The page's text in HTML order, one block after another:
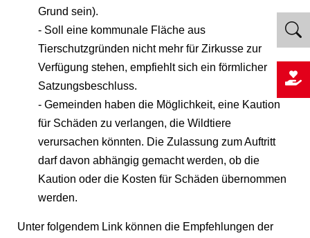
Grund sein).
- Soll eine kommunale Fläche aus
Tierschutzgründen nicht mehr für Zirkusse zur
Verfügung stehen, empfiehlt sich ein förmlicher
Satzungsbeschluss.
- Gemeinden haben die Möglichkeit, eine Kaution
für Schäden zu verlangen, die Wildtiere
verursachen könnten. Die Zulassung zum Auftritt
darf davon abhängig gemacht werden, ob die
Kaution oder die Kosten für Schäden übernommen
werden.
Unter folgendem Link können die Empfehlungen der